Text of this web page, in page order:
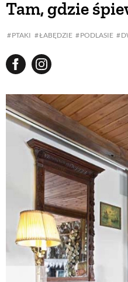
Tam, gdzie
PTAKI ŁABĘDZIE PODLASIE
ROŚLINY